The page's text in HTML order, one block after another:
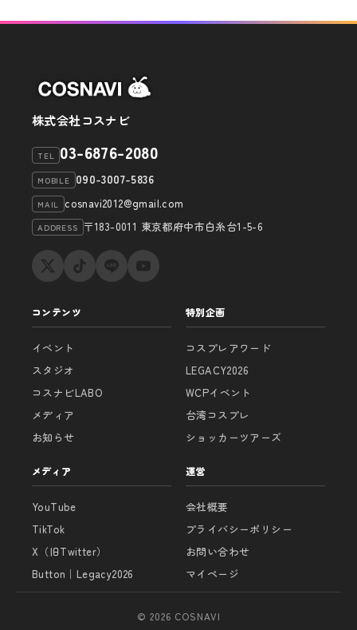
株式会社コスナビ
TEL 03-6876-2080
MOBILE 090-3007-5836
MAIL cosnavi2012@gmail.com
ADDRESS 〒183-0011 東京都府中市白糸台1-5-6
コンテンツ
イベント
スタジオ
コスナビLABO
メディア
お知らせ
特別企画
コスプレアワード
LEGACY2026
WCPイベント
台湾コスプレ
ショッカーツアーズ
メディア
YouTube
TikTok
X（旧Twitter）
Button｜Legacy2026
運営
会社概要
プライバシーポリシー
お問い合わせ
マイページ
© 2026 COSNAVI